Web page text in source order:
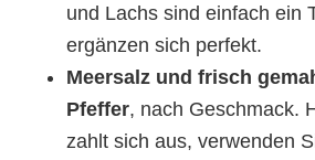
und Lachs sind einfach ein
ergänzen sich perfekt.
Meersalz und frisch
Pfeffer, nach Geschmack.
zahlt sich aus, verwenden